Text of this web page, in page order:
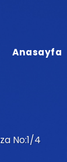
Anasayfa
No:1/4